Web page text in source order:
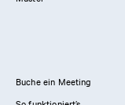
Buche ein Meeting